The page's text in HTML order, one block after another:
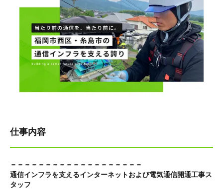
仕事内容
＝＝＝＝＝＝＝＝＝＝＝＝＝＝＝＝＝＝＝
通信インフラを支えるインターネットおよび電気通信開通工事ス
タッフ